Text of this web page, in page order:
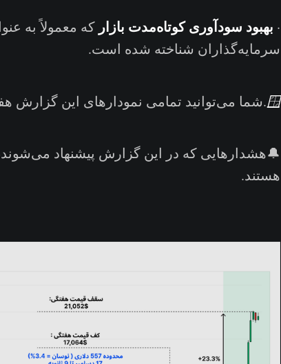
· بهبود سودآوری کوتاه‌مدت بازار که معمولاً به
سرمایه‌گذاران شناخته شده است.
🪟.شما می‌توانید تمامی نمودارهای این گزارش
🔔هشدارهایی که در این گزارش پیشنهاد
هستند.